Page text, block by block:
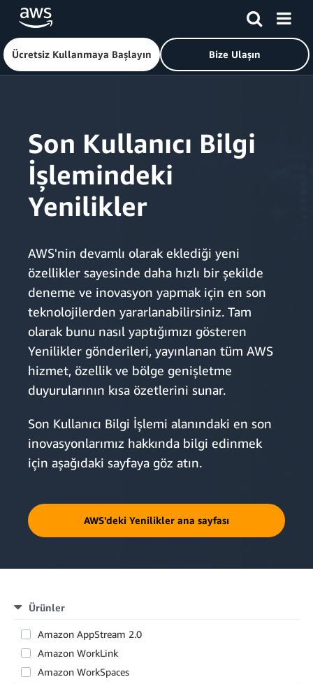
Ücretsiz Kullanmaya Başlayın Bize Ulaşın
Son Kullanıcı Bilgi
İşlemindeki
Yenilikler
AWS'nin devamlı olarak eklediği yeni
özellikler sayesinde daha hızlı bir şekilde
deneme ve inovasyon yapmak için en son
teknolojilerden yararlanabilirsiniz. Tam
olarak bunu nasıl yaptığımızı gösteren
Yenilikler gönderileri, yayınlanan tüm AWS
hizmet, özellik ve bölge genişletme
duyurularının kısa özetlerini sunar.
Son Kullanıcı Bilgi İşlemi alanındaki en son
inovasyonlarımız hakkında bilgi edinmek
için aşağıdaki sayfaya göz atın.
AWS'deki Yenilikler ana sayfası
Ürünler
Amazon AppStream 2.0
Amazon WorkLink
Amazon WorkSpaces